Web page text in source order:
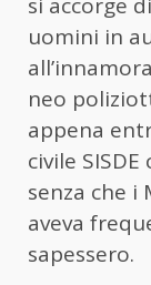
uomini in
neo
appena
civile
senza che i
aveva
sapessero.